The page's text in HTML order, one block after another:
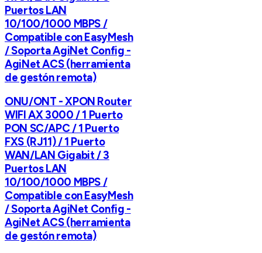
Puertos LAN
10/100/1000 MBPS /
Compatible con EasyMesh
/ Soporta AgiNet Config -
AgiNet ACS (herramienta
de gestón remota)
ONU/ONT - XPON Router
WIFI AX 3000 / 1 Puerto
PON SC/APC / 1 Puerto
FXS (RJ11) / 1 Puerto
WAN/LAN Gigabit / 3
Puertos LAN
10/100/1000 MBPS /
Compatible con EasyMesh
/ Soporta AgiNet Config -
AgiNet ACS (herramienta
de gestón remota)